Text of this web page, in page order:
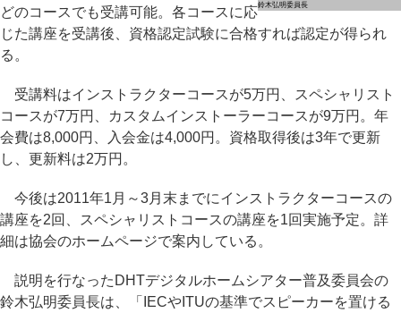
鈴木弘明委員長
どのコースでも受講可能。各コースに応
じた講座を受講後、資格認定試験に合格すれば認定が得られ
る。
受講料はインストラクターコースが5万円、スペシャリスト
コースが7万円、カスタムインストーラーコースが9万円。年
会費は8,000円、入会金は4,000円。資格取得後は3年で更新
し、更新料は2万円。
今後は2011年1月～3月末までにインストラクターコースの
講座を2回、スペシャリストコースの講座を1回実施予定。詳
細は協会のホームページで案内している。
説明を行なったDHTデジタルホームシアター普及委員会の
鈴木弘明委員長は、「IECやITUの基準でスピーカーを置ける